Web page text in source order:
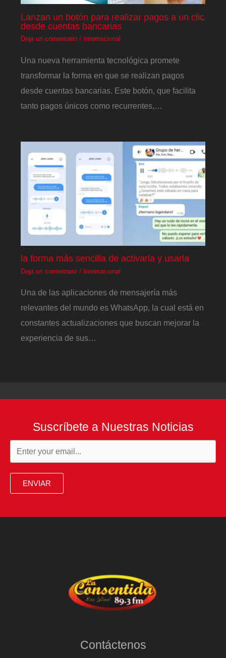
Lanzan un botón para realizar pagos a un clic
desde cuentas bancarias
Deja un comentario / Internacional
Una nueva herramienta tecnológica promete
transformar la forma en que se realizan pagos
desde cuentas bancarias. Este botón, que facilita
tanto pagos únicos como recurrentes,…
la forma más sencilla de activarla y usarla
Deja un comentario / Internacional
Una de las aplicaciones de mensajería más
relevantes del mundo es WhatsApp, la cual está en
constantes actualizaciones que buscan mejorar la
experiencia de sus…
Suscríbete a Nuestras Noticias
ENVIAR
Contáctenos